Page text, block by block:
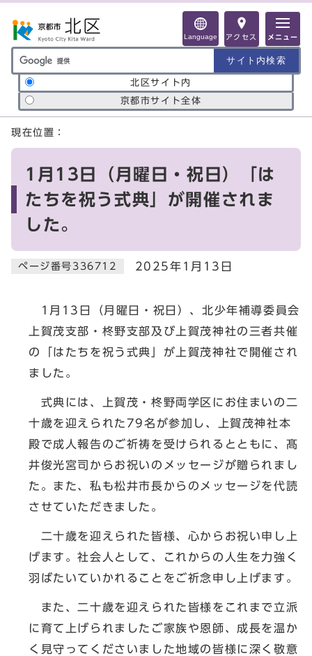
Language アクセス メニュー
サイト内検索の範囲
北区サイト内
京都市サイト全体
ここから本文です
現在位置：
1月13日（月曜日・祝日）「は
たちを祝う式典」が開催されま
した。
ページ番号336712 2025年1月13日
1月13日（月曜日・祝日）、北少年補導委員会
上賀茂支部・柊野支部及び上賀茂神社の三者共催
の「はたちを祝う式典」が上賀茂神社で開催され
ました。
式典には、上賀茂・柊野両学区にお住まいの二
十歳を迎えられた79名が参加し、上賀茂神社本
殿で成人報告のご祈祷を受けられるとともに、髙
井俊光宮司からお祝いのメッセージが贈られまし
た。また、私も松井市長からのメッセージを代読
させていただきました。
二十歳を迎えられた皆様、心からお祝い申し上
げます。社会人として、これからの人生を力強く
羽ばたいていかれることをご祈念申し上げます。
また、二十歳を迎えられた皆様をこれまで立派
に育て上げられましたご家族や恩師、成長を温か
く見守ってくださいました地域の皆様に深く敬意